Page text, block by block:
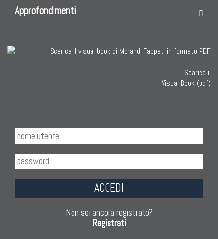
Approfondimenti
Scarica il
Visual Book (pdf)
ACCEDI
Non sei ancora registrato?
Registrati